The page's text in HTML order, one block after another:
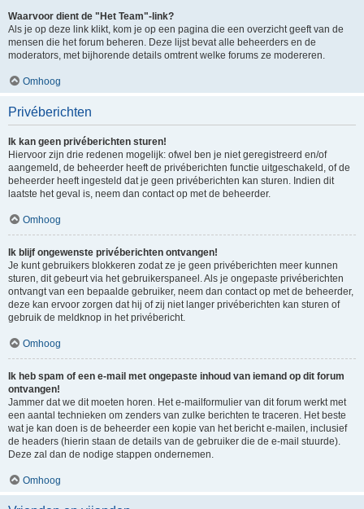
Waarvoor dient de "Het Team"-link?
Als je op deze link klikt, kom je op een pagina die een overzicht geeft van de
mensen die het forum beheren. Deze lijst bevat alle beheerders en de
moderators, met bijhorende details omtrent welke forums ze modereren.
Omhoog
Privéberichten
Ik kan geen privéberichten sturen!
Hiervoor zijn drie redenen mogelijk: ofwel ben je niet geregistreerd en/of
aangemeld, de beheerder heeft de privéberichten functie uitgeschakeld, of de
beheerder heeft ingesteld dat je geen privéberichten kan sturen. Indien dit
laatste het geval is, neem dan contact op met de beheerder.
Omhoog
Ik blijf ongewenste privéberichten ontvangen!
Je kunt gebruikers blokkeren zodat ze je geen privéberichten meer kunnen
sturen, dit gebeurt via het gebruikerspaneel. Als je ongepaste privéberichten
ontvangt van een bepaalde gebruiker, neem dan contact op met de beheerder,
deze kan ervoor zorgen dat hij of zij niet langer privéberichten kan sturen of
gebruik de meldknop in het privébericht.
Omhoog
Ik heb spam of een e-mail met ongepaste inhoud van iemand op dit forum
ontvangen!
Jammer dat we dit moeten horen. Het e-mailformulier van dit forum werkt met
een aantal technieken om zenders van zulke berichten te traceren. Het beste
wat je kan doen is de beheerder een kopie van het bericht e-mailen, inclusief
de headers (hierin staan de details van de gebruiker die de e-mail stuurde).
Deze zal dan de nodige stappen ondernemen.
Omhoog